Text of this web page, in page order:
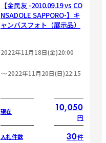
【金民友 -2010.09.19 vs CO
NSADOLE SAPPORO-】キ
ャンバスフォト（展示品）
2022年11月18日(金)20:00
2022年11月20日(日)22:15
現在 10,050
円
入札件数 30件